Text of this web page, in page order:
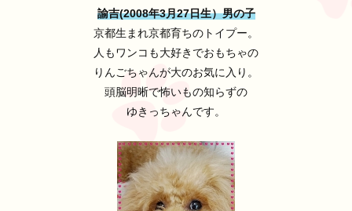
諭吉(2008年3月27日生）男の子
京都生まれ京都育ちのトイプー。
人もワンコも大好きでおもちゃの
りんごちゃんが大のお気に入り。
頭脳明晰で怖いもの知らずの
ゆきっちゃんです。